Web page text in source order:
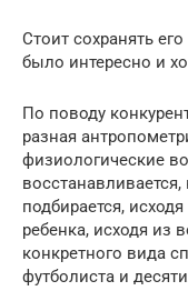
Стоит сохранять
было интересно и
По поводу
разная
физиологические
подбирается,
ребенка, исходя из
конкретного вида
футболиста и